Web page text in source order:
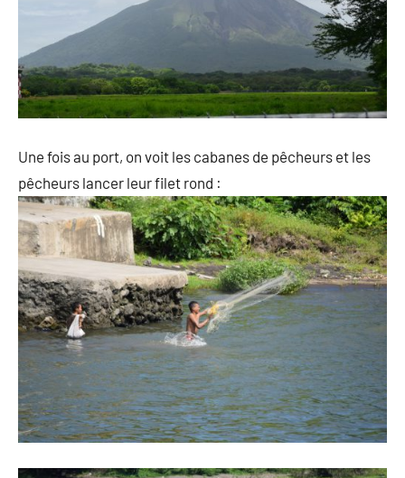
Une fois au port, on voit les cabanes de pêcheurs et les
pêcheurs lancer leur filet rond :